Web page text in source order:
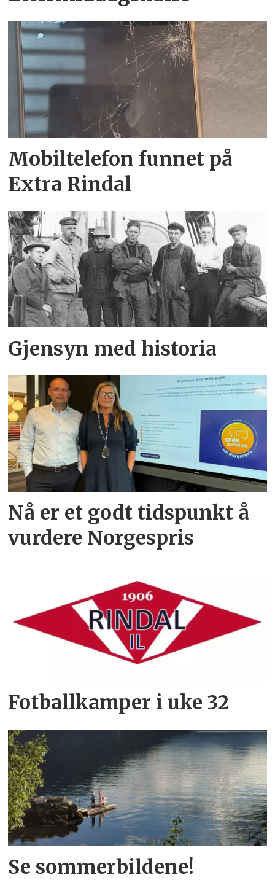
Mobiltelefon funnet på
Extra Rindal
Gjensyn med historia
Nå er et godt tidspunkt å
vurdere Norgespris
Fotballkamper i uke 32
Se sommerbildene!